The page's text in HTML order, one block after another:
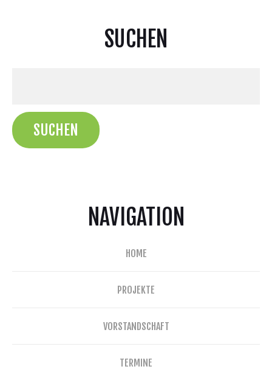
SUCHEN
NAVIGATION
HOME
PROJEKTE
VORSTANDSCHAFT
TERMINE